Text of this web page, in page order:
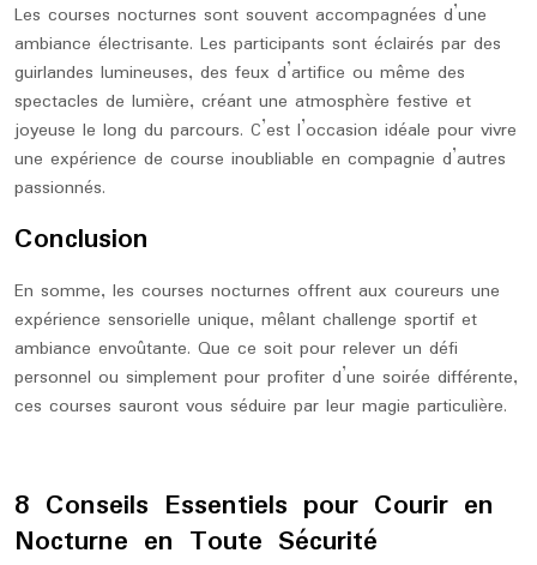
Les courses nocturnes sont souvent accompagnées d’une
ambiance électrisante. Les participants sont éclairés par des
guirlandes lumineuses, des feux d’artifice ou même des
spectacles de lumière, créant une atmosphère festive et
joyeuse le long du parcours. C’est l’occasion idéale pour vivre
une expérience de course inoubliable en compagnie d’autres
passionnés.
Conclusion
En somme, les courses nocturnes offrent aux coureurs une
expérience sensorielle unique, mêlant challenge sportif et
ambiance envoûtante. Que ce soit pour relever un défi
personnel ou simplement pour profiter d’une soirée différente,
ces courses sauront vous séduire par leur magie particulière.
8 Conseils Essentiels pour Courir en
Nocturne en Toute Sécurité